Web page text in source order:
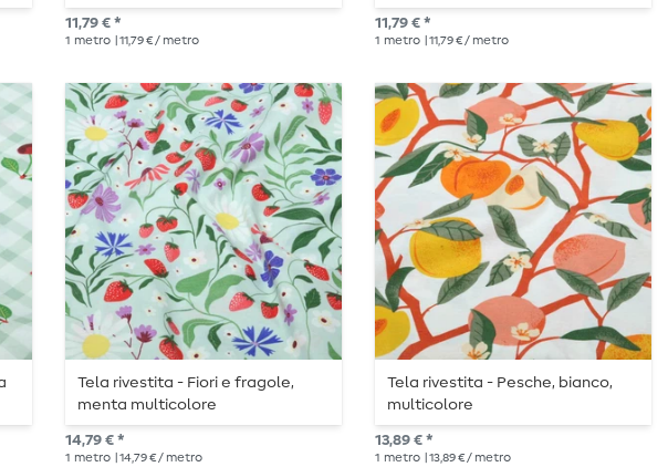
11,79 € *
1 metro | 11,79 € / metro
idrorepellente
11,79 € *
1 metro | 11,79 € / metro
Tela rivestita - Fiori e fragole,
menta multicolore
14,79 € *
1 metro | 14,79 € / metro
Tela rivestita - Pesche, bianco,
multicolore
13,89 € *
1 metro | 13,89 € / metro